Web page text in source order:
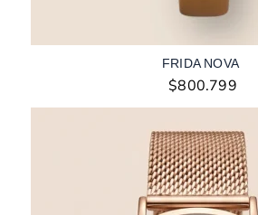
FRIDA NOVA
$800.799